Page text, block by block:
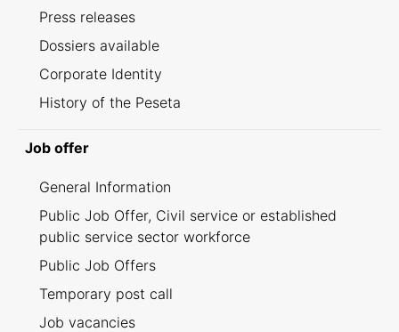
Press releases
Dossiers available
Corporate Identity
History of the Peseta
Job offer
General Information
Public Job Offer, Civil service or established
public service sector workforce
Public Job Offers
Temporary post call
Job vacancies